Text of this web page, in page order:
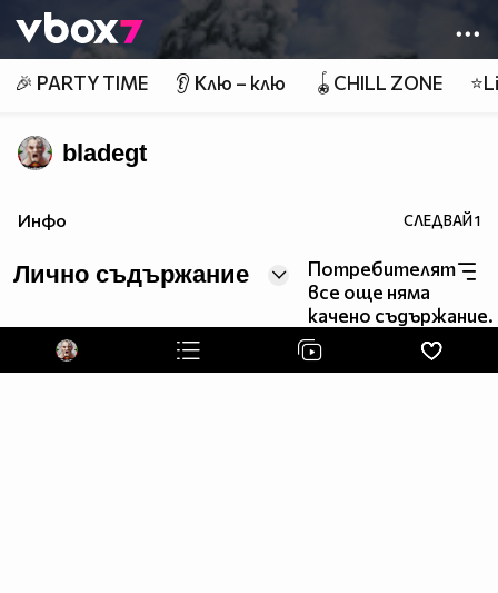
👾
🎉 PARTY TIME 👂 Клю – клю 🪀CHILL ZONE
bladegt
Инфо СЛЕДВАЙ1
Лично съдържание
Потребителят
все още няма
качено съдържание.